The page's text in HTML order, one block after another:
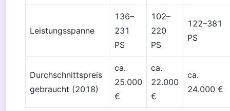
Leistungsspanne
136–
231
PS
102–
220
PS
122–381
PS
Durchschnittspreis
gebraucht (2018)
ca.
25.000
€
ca.
22.000
€
ca.
24.000 €